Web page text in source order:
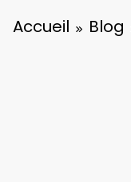
Accueil Blog